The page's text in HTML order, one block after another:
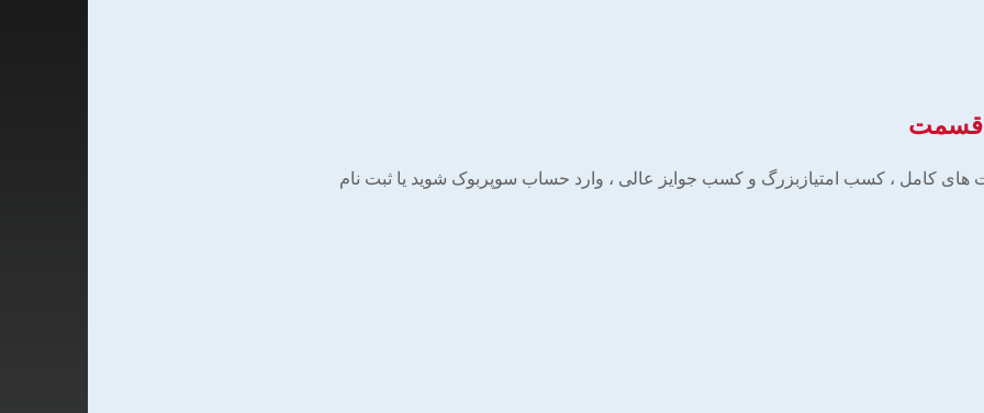
قسمت
های کامل ، کسب امتیازبزرگ و کسب جوایز عالی ، وارد حساب سوپربوک شوید یا ثبت نام